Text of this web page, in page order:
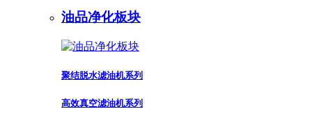
油品净化板块
聚结脱水滤油机系列
高效真空滤油机系列